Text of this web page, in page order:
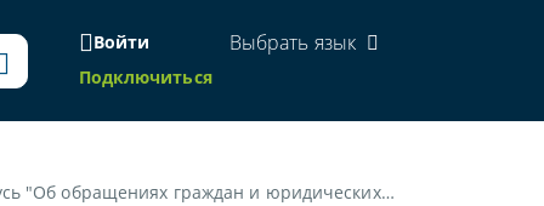
Войти
Подключиться
Выбрать язык
обращениях граждан и юридических лиц"»